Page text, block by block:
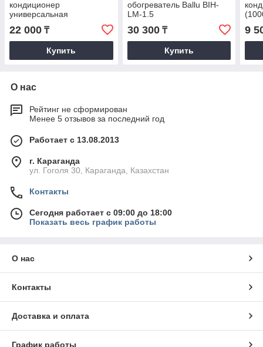
кондиционер
универсальная
22 000 ₸
Купить
обогреватель Ballu BIH-
LM-1.5
30 300₸
Купить
9
О нас
Рейтинг не сформирован
Менее 5 отзывов за последний год
Работает с 13.08.2013
г. Караганда
ул. Гоголя 30, Караганда, Казахстан
Контакты
Сегодня работает с 09:00 до 18:00
Показать весь график работы
О нас
Контакты
Доставка и оплата
График работы